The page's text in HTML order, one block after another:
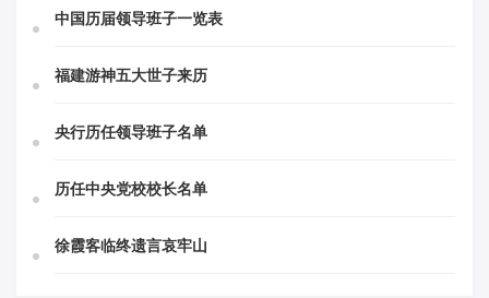
中国历届领导班子一览表
福建游神五大世子来历
央行历任领导班子名单
历任中央党校校长名单
徐霞客临终遗言哀牢山